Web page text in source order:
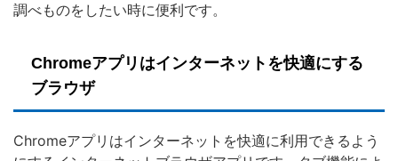
調べものをしたい時に便利です。
Chromeアプリはインターネットを快適にする
ブラウザ
Chromeアプリはインターネットを快適に利用できるよう